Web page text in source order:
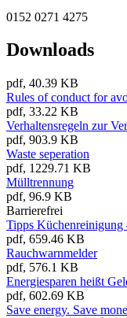
0152 0271 4275
Downloads
pdf, 40.39 KB
Rules of conduct for
pdf, 33.22 KB
Verhaltensregeln zur
pdf, 903.9 KB
Waste seperation
pdf, 1229.71 KB
Mülltrennung
pdf, 96.9 KB
Barrierefrei
Tipps Küchenreinigung
pdf, 659.46 KB
Rauchwarnmelder
pdf, 576.1 KB
Energiesparen heißt
pdf, 602.69 KB
Save energy. Save